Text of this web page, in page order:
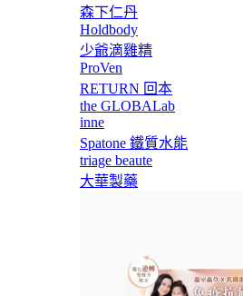
森下仁丹
Holdbody
少爺滴雞精
ProVen
RETURN 回本
the GLOBALab
inne
Spatone 鐵質水能
triage beaute
大華製藥